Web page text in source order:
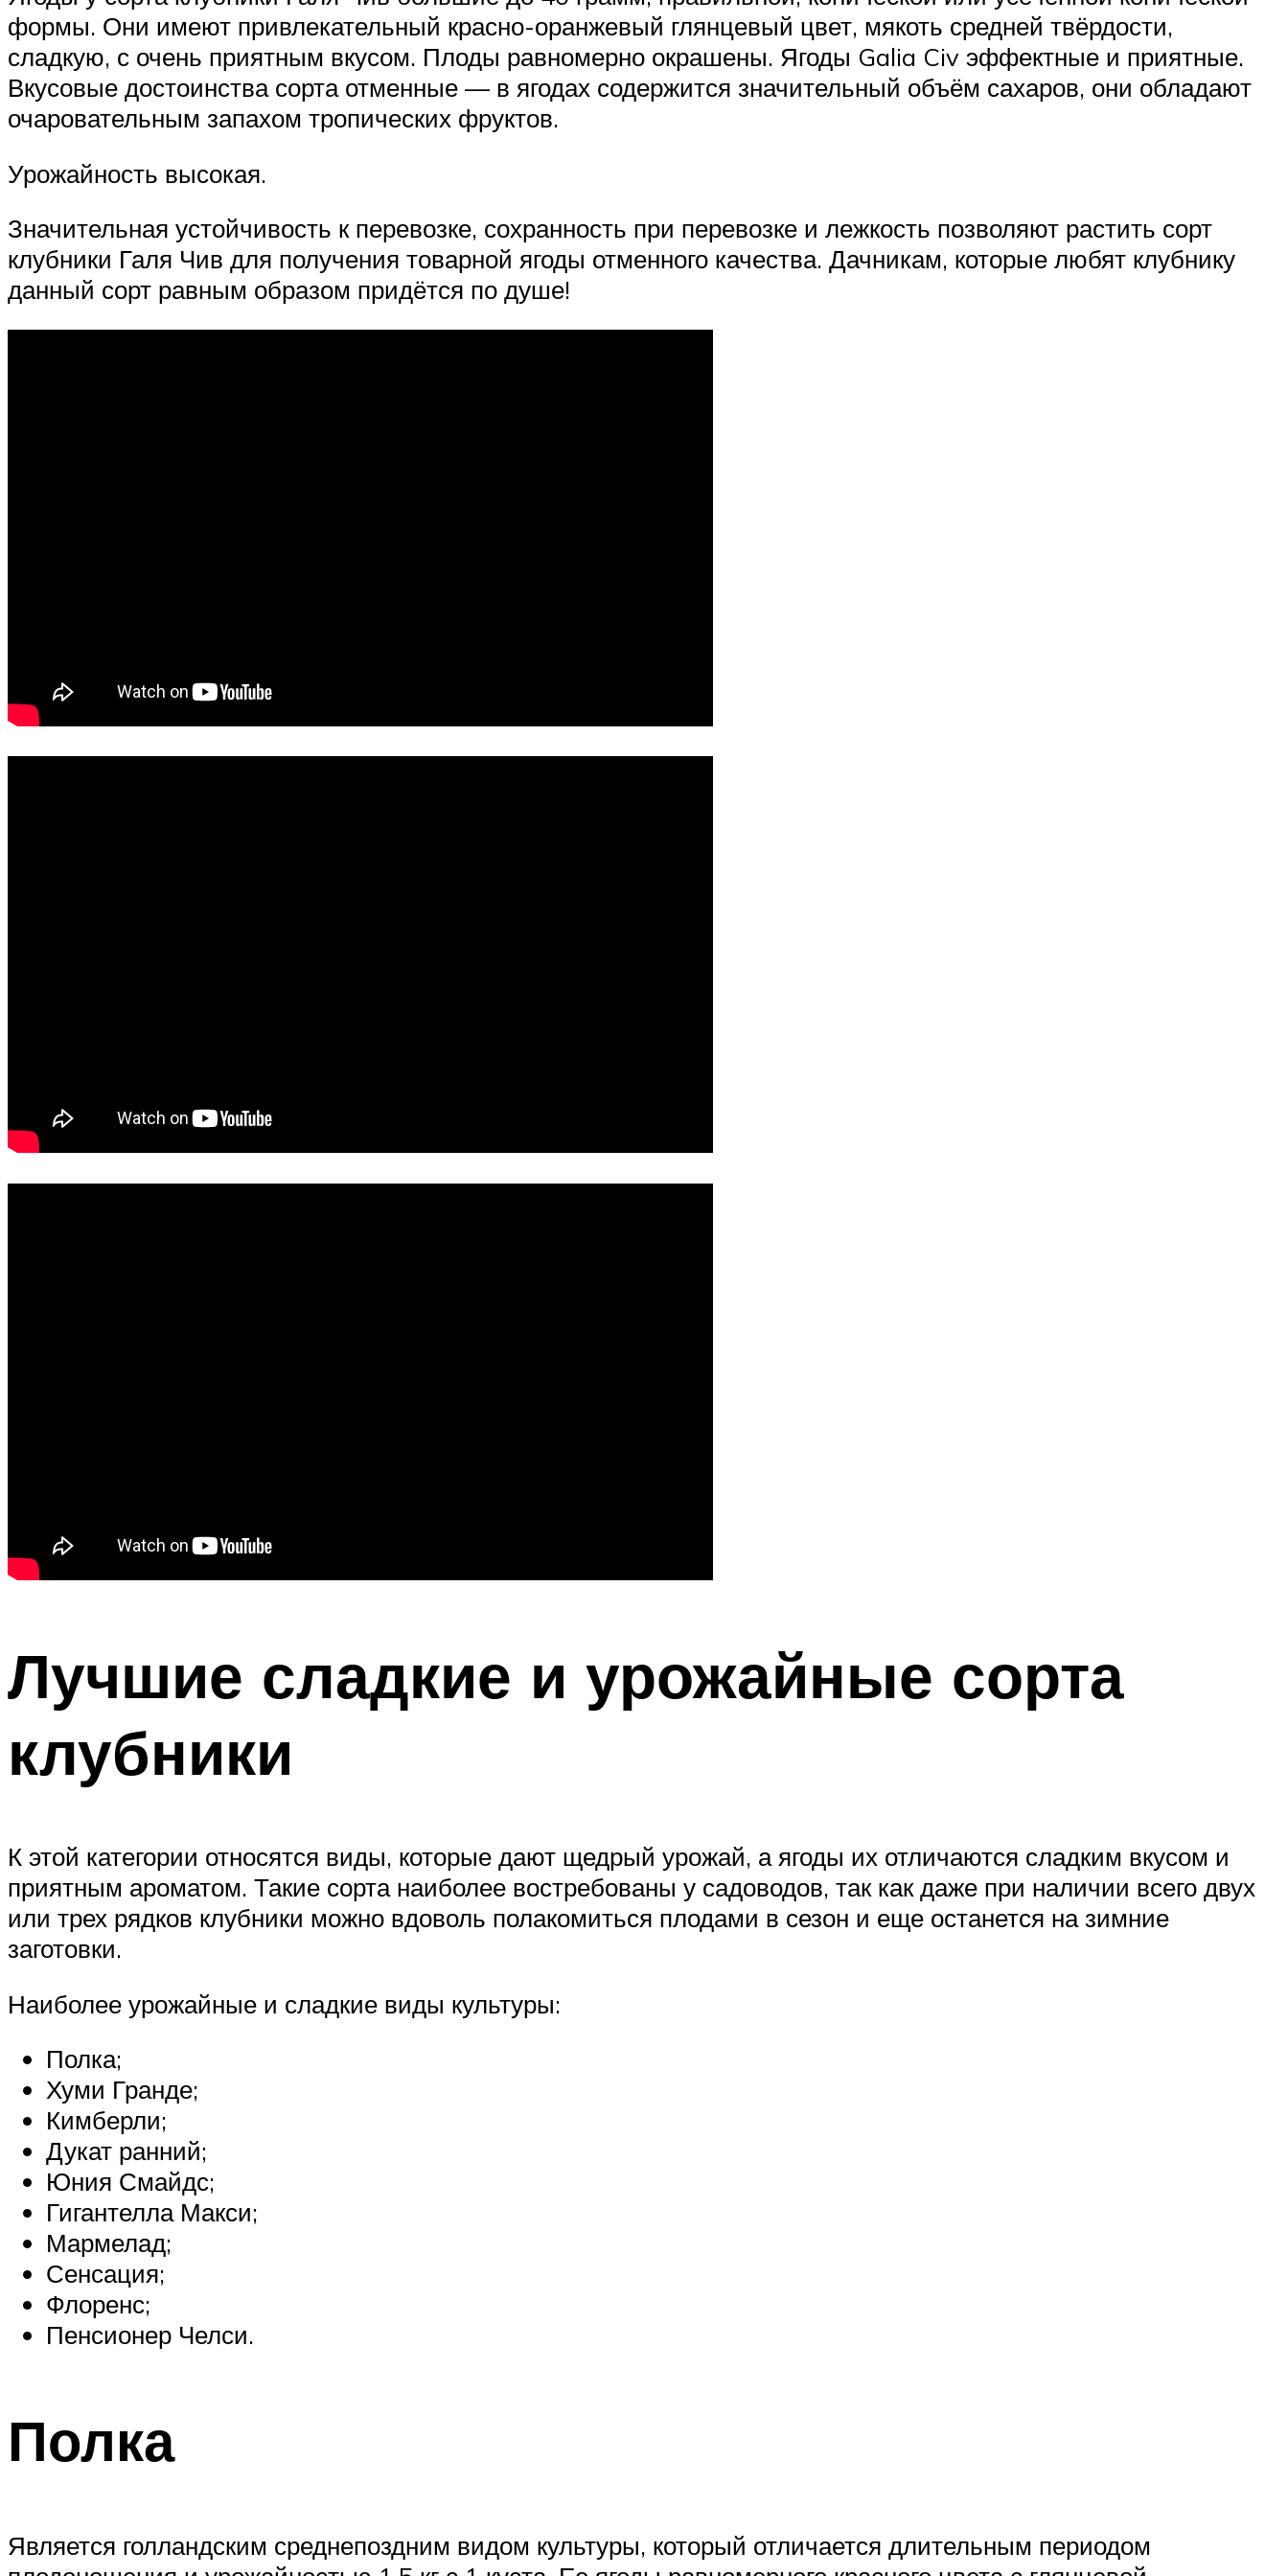
формы. Они имеют привлекательный красно-оранжевый глянцевый цвет, мякоть средней твёрдости,
сладкую, с очень приятным вкусом. Плоды равномерно окрашены. Ягоды Galia Civ эффектные и приятные.
Вкусовые достоинства сорта отменные — в ягодах содержится значительный объём сахаров, они обладают
очаровательным запахом тропических фруктов.
Урожайность высокая.
Значительная устойчивость к перевозке, сохранность при перевозке и лежкость позволяют растить сорт
клубники Галя Чив для получения товарной ягоды отменного качества. Дачникам, которые любят клубнику
данный сорт равным образом придётся по душе!
Лучшие сладкие и урожайные сорта
клубники
К этой категории относятся виды, которые дают щедрый урожай, а ягоды их отличаются сладким вкусом и
приятным ароматом. Такие сорта наиболее востребованы у садоводов, так как даже при наличии всего двух
или трех рядков клубники можно вдоволь полакомиться плодами в сезон и еще останется на зимние
заготовки.
Наиболее урожайные и сладкие виды культуры:
Полка;
Хуми Гранде;
Кимберли;
Дукат ранний;
Юния Смайдс;
Гигантелла Макси;
Мармелад;
Сенсация;
Флоренс;
Пенсионер Челси.
Полка
Является голландским среднепоздним видом культуры, который отличается длительным периодом